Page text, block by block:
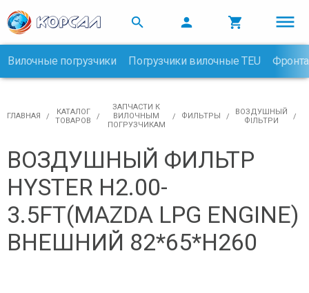
  
Вилочные погрузчики Погрузчики вилочные TEU
ГЛАВНАЯ
КАТАЛОГ
ТОВАРОВ
ЗАПЧАСТИ К
ВИЛОЧНЫМ
ПОГРУЗЧИКАМ
ФИЛЬТРЫ
ВОЗДУШНЫЙ
ФІЛЬТРИ
ВОЗДУШНЫЙ ФИЛЬТР
HYSTER H2.00-
3.5FT(MAZDA LPG ENGINE)
ВНЕШНИЙ 82*65*H260